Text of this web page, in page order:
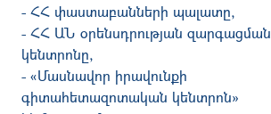
- ՀՀ փաստաբանների պալատը,
- ՀՀ ԱՆ օրենսդրության զարգացման
կենտրոնը,
- «Մասնավոր իրավունքի
գիտահետազոտական կենտրոն»